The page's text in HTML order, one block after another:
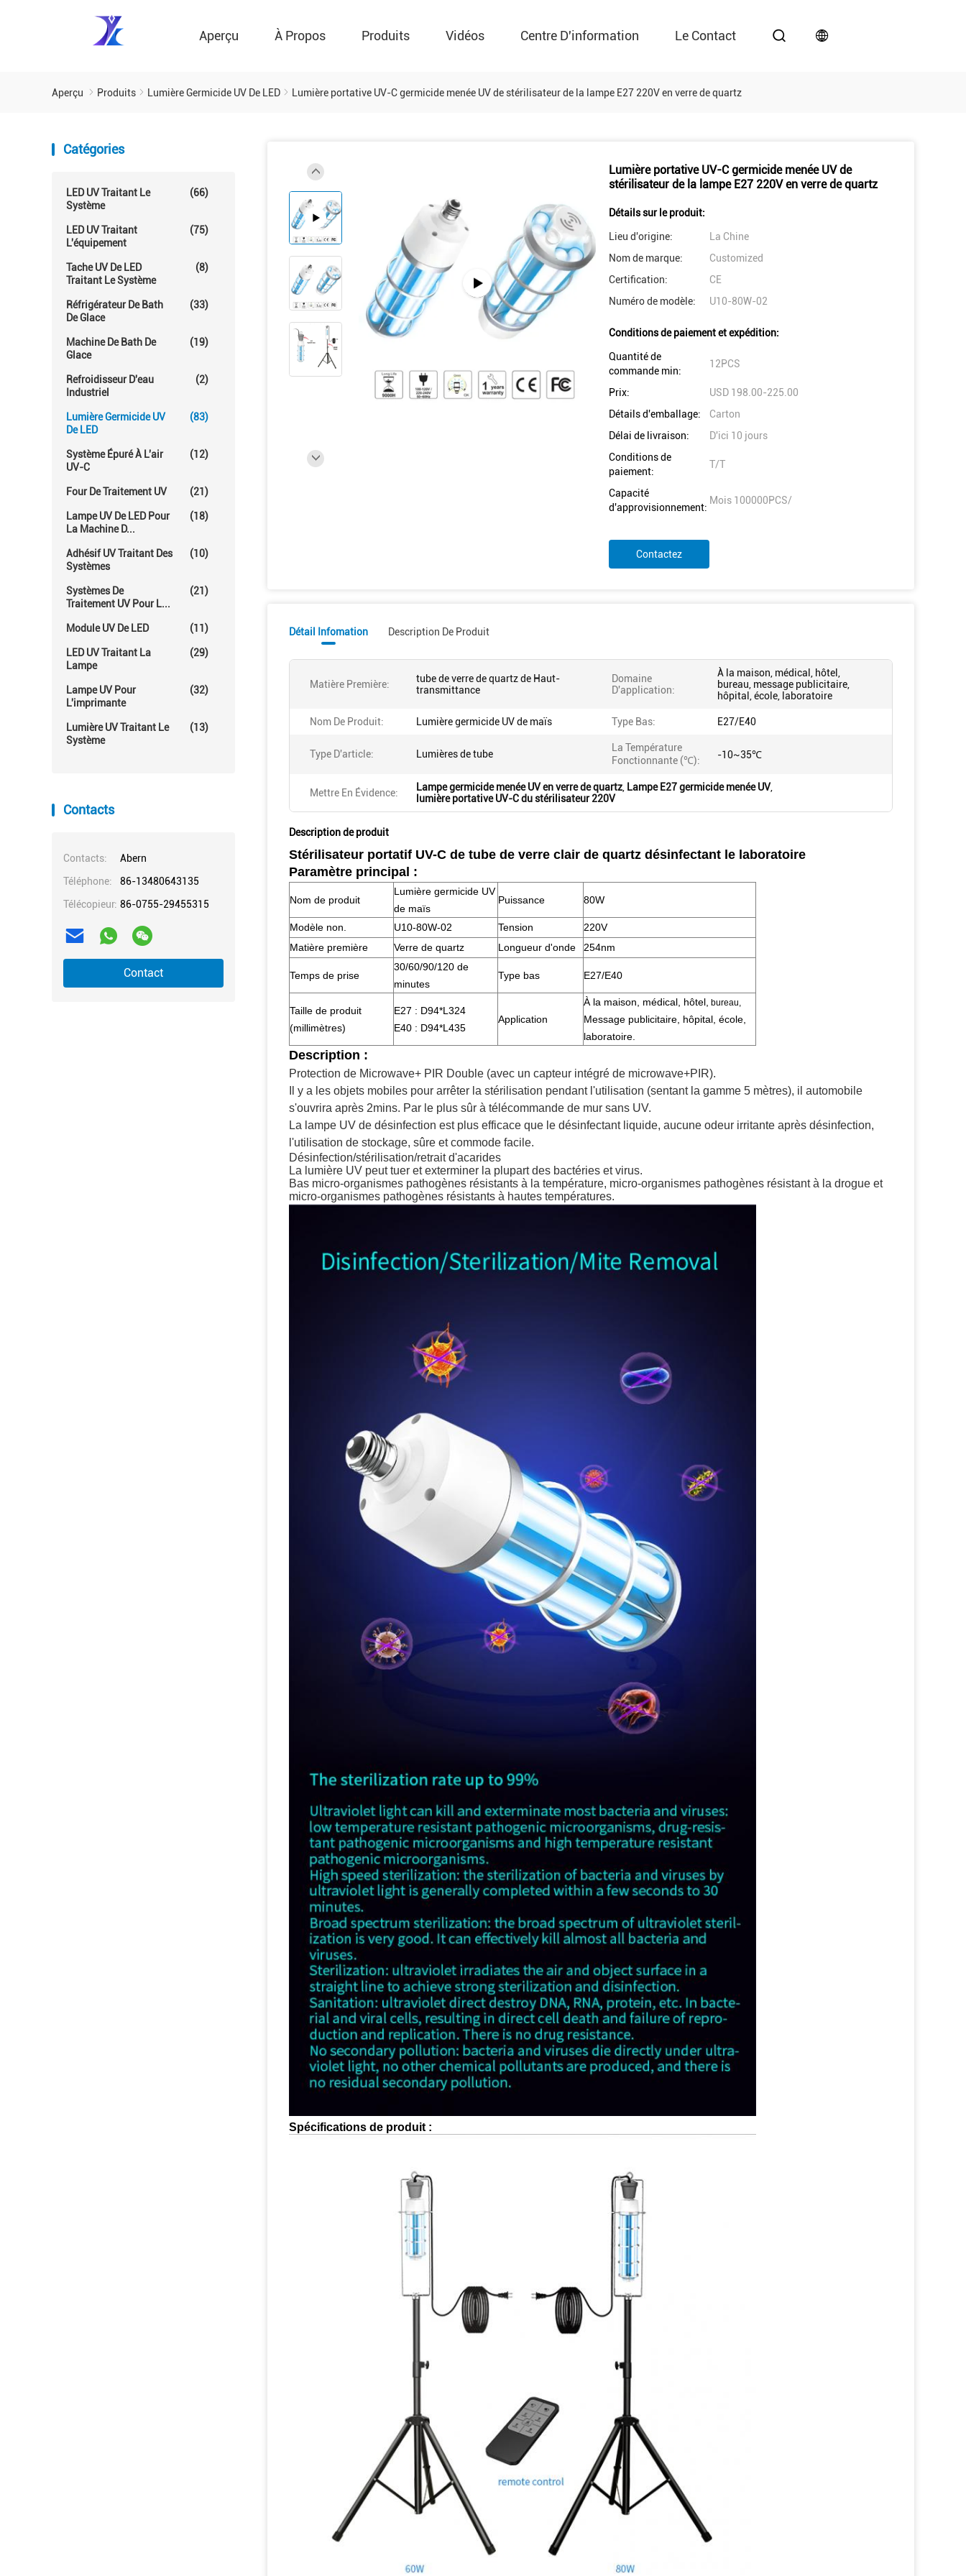
Aperçu À Propos Produits Vidéos Centre D'information Le Contact
Aperçu Produits Lumière Germicide UV De LED Lumière portative UV-C germicide menée UV de stérilisateur de la lampe E27 220V en verre de quartz
Catégories
LED UV Traitant Le
Système
(66)
LED UV Traitant
L'équipement
(75)
Tache UV De LED
Traitant Le Système
(8)
Réfrigérateur De Bath
De Glace
(33)
Machine De Bath De
Glace
(19)
Refroidisseur D'eau
Industriel
(2)
Lumière Germicide UV
De LED
(83)
Système Épuré À L'air
UV-C
(12)
Four De Traitement UV (21)
Lampe UV De LED Pour
La Machine D...
(18)
Adhésif UV Traitant Des
Systèmes
(10)
Systèmes De
Traitement UV Pour L...
(21)
Module UV De LED (11)
LED UV Traitant La
Lampe
(29)
Lampe UV Pour
L'imprimante
(32)
Lumière UV Traitant Le
Système
(13)
Contacts
Contacts:
Abern
Téléphone:
86-13480643135
Télécopieur: 86-0755-29455315
Contact
Lumière portative UV-C germicide menée UV de
stérilisateur de la lampe E27 220V en verre de quartz
Détails sur le produit:
Lieu d'origine:
La Chine
Nom de marque:
Customized
Certification:
CE
Numéro de modèle:
U10-80W-02
Conditions de paiement et expédition:
Quantité de
commande min:
12PCS
Prix:
USD 198.00-225.00
Détails d'emballage:
Carton
Délai de livraison:
D'ici 10 jours
Conditions de
paiement:
T/T
Capacité
d'approvisionnement:
Mois 100000PCS/
Contactez
Détail Infomation Description De Produit
Matière Première:
tube de verre de quartz de Haut-
transmittance
Domaine
D'application:
À la maison, médical, hôtel,
bureau, message publicitaire,
hôpital, école, laboratoire
Nom De Produit: Lumière germicide UV de maïs Type Bas: E27/E40
Type D'article: Lumières de tube
La Température
Fonctionnante (℃):
-10~35℃
Mettre En Évidence: Lampe germicide menée UV en verre de quartz Lampe E27 germicide menée UV
lumière portative UV-C du stérilisateur 220V
Description de produit
Stérilisateur portatif UV-C de tube de verre clair de quartz désinfectant le laboratoire
Paramètre principal :
Nom de produit
Lumière germicide UV
de maïs
Puissance 80W
Modèle non. U10-80W-02 Tension
220V
Matière première
Verre de quartz Longueur d'onde 254nm
Temps de prise
30/60/90/120 de
minutes
Type bas E27/E40
Taille de produit
(millimètres)
E27 : D94*L324
E40 : D94*L435
Application
À la maison, médical, hôtel, bureau,
Message publicitaire, hôpital, école,
laboratoire.
Description :
Protection de Microwave+ PIR Double (avec un capteur intégré de microwave+PIR).
Il y a les objets mobiles pour arrêter la stérilisation pendant l'utilisation (sentant la gamme 5 mètres), il automobile
s'ouvrira après 2mins. Par le plus sûr à télécommande de mur sans UV.
La lampe UV de désinfection est plus efficace que le désinfectant liquide, aucune odeur irritante après désinfection,
l'utilisation de stockage, sûre et commode facile.
Désinfection/stérilisation/retrait d'acarides
La lumière UV peut tuer et exterminer la plupart des bactéries et virus.
Bas micro-organismes pathogènes résistants à la température, micro-organismes pathogènes résistant à la drogue et
micro-organismes pathogènes résistants à hautes températures.
Spécifications de produit :